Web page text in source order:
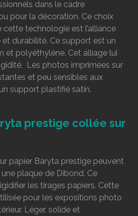
dans le cadre
pour la décoration. Ce choix
technologie est l’alliance
durabilité. Ce support est un
et polyéthylène. Cet alliage lui
Les photos imprimées sur
et peu sensibles aux
support plastifié satin.
prestige collée sur
papier Baryta prestige peuvent
une plaque de Dibond. Ce
les tirages papiers. Cette
pour les expositions photo
Léger, solide et